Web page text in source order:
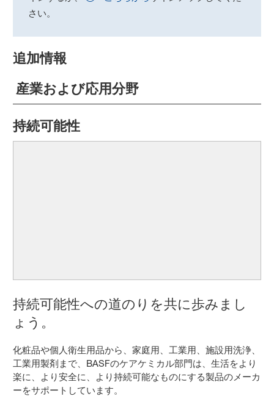
さい。
追加情報
産業および応用分野
持続可能性
持続可能性への道のりを共に歩みまし
ょう。
化粧品や個人衛生用品から、家庭用、工業用、施設用洗浄、
工業用製剤まで、BASFのケアケミカル部門は、生活をより
楽に、より安全に、より持続可能なものにする製品のメーカ
ーをサポートしています。